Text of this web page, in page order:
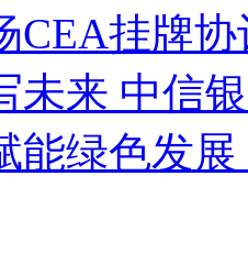
CEA挂牌
未来 中信
能绿色发